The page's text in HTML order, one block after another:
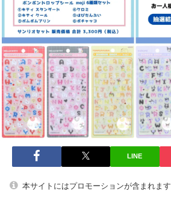
LINE
本サイトにはプロモーションが含まれます